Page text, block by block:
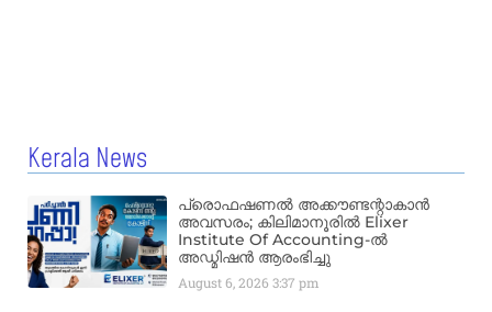
Kerala News
പ്രൊഫഷണൽ അക്കൗണ്ടന്റാകാൻ
അവസരം; കിലിമാനൂരിൽ Elixer
Institute Of Accounting-ൽ
അഡ്മിഷൻ ആരംഭിച്ചു
August 6, 20263:37 pm